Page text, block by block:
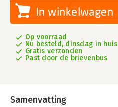
In winkelwagen
Op voorraad
Nu besteld, dinsdag in huis
Gratis verzonden
Past door de brievenbus
Samenvatting